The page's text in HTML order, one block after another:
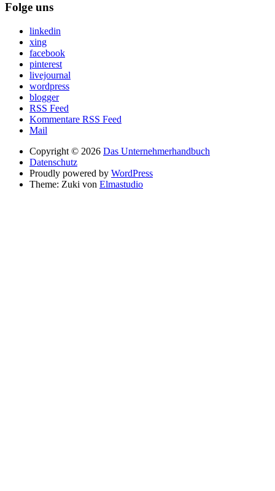
Folge uns
linkedin
xing
facebook
pinterest
livejournal
wordpress
blogger
RSS Feed
Kommentare RSS Feed
Mail
Copyright © 2026 Das Unternehmerhandbuch
Datenschutz
Proudly powered by WordPress
Theme: Zuki von Elmastudio